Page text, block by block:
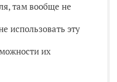
там вообще не
использовать эту
их